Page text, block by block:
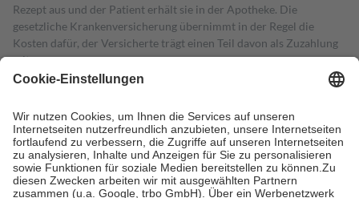
Rezept aus und der Patient erhält sie in der Apotheke. Die
gesetzliche Krankenversicherung übernimmt in der Regel die
Kosten dafür, der Versicherte trägt einen Teil davon als Zuzahlung
mit.
Grundsätzlich leisten Mitglieder Zuzahlungen in Höhe von zehn
höchstens zehn Euro.
Es sind jedoch nie mehr als die tatsächlichen
Kosten der Leistung zu entrichten.
Diese Regeln gelten grundsätzlich auch für Online-Apotheken.
Bei Heilmitteln und häuslicher Krankenpflege beträgt die
Zuzahlung zehn Prozent der Kosten sowie zehn Euro je
Verordnung.